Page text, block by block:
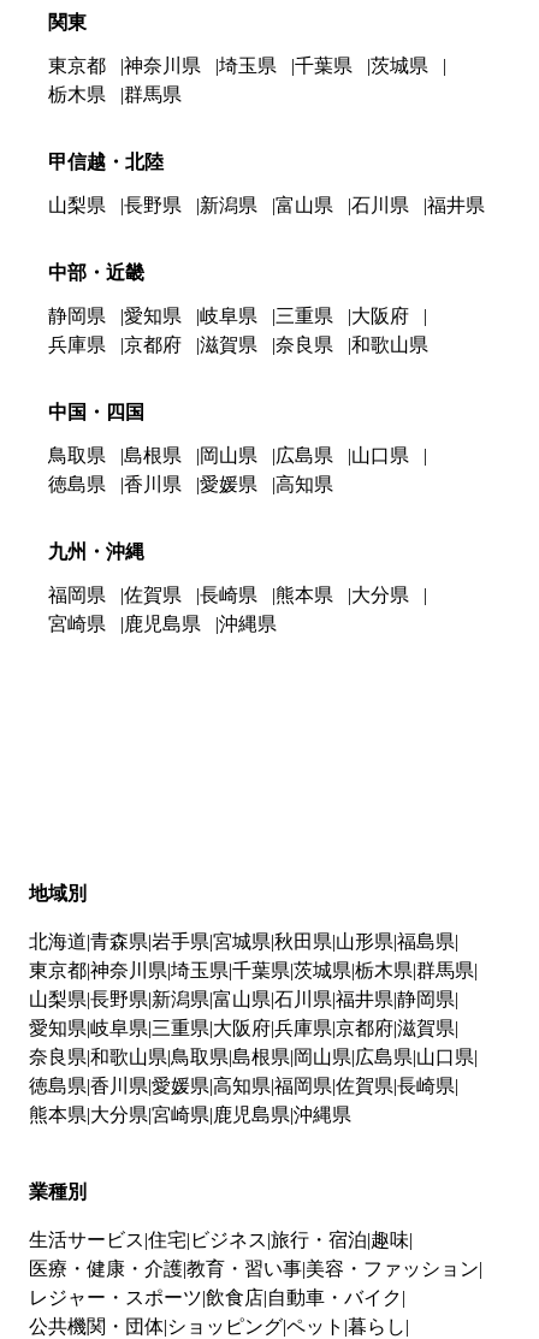
関東
東京都 神奈川県 埼玉県 千葉県
茨城県
栃木県
群馬県
甲信越・北陸
山梨県 長野県 新潟県 富山県 石川県 福井県
中部・近畿
静岡県 愛知県 岐阜県 三重県
大阪府
兵庫県
京都府 滋賀県 奈良県 和歌山県
中国・四国
鳥取県 島根県 岡山県 広島県
山口県
徳島県
香川県 愛媛県 高知県
九州・沖縄
福岡県 佐賀県 長崎県 熊本県
大分県
宮崎県
鹿児島県 沖縄県
地域別
北海道 青森県 岩手県 宮城県 秋田県 山形県 福島県
東京都神奈川県 埼玉県 千葉県 茨城県 栃木県 群馬県
山梨県 長野県 新潟県 富山県 石川県 福井県 静岡県
愛知県 岐阜県 三重県 大阪府兵庫県 京都府滋賀県
奈良県 和歌山県 鳥取県 島根県 岡山県 広島県 山口県
徳島県 香川県 愛媛県 高知県 福岡県 佐賀県 長崎県
熊本県 大分県 宮崎県 鹿児島県 沖縄県
業種別
生活サービス 住宅 ビジネス 旅行・宿泊 趣味
医療・健康・介護教育・習い事 美容・ファッション
レジャー・スポーツ 飲食店 自動車・バイク
公共機関・団体 ショッピングペット 暮らし